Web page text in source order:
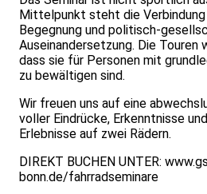
Mittelpunkt steht die Verbindung
Begegnung und
Auseinandersetzung. Die
dass sie für Personen mit
zu bewältigen sind.
Wir freuen uns auf eine
voller Eindrücke, Erkenntnisse
Erlebnisse auf zwei Rädern.
DIREKT BUCHEN UNTER:
bonn.de/fahrradseminare